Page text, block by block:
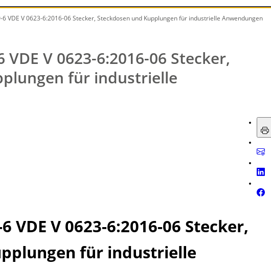
6 VDE V 0623-6:2016-06 Stecker, Steckdosen und Kupplungen für industrielle Anwendungen
VDE V 0623-6:2016-06 Stecker,
für industrielle
VDE V 0623-6:2016-06 Stecker,
für industrielle